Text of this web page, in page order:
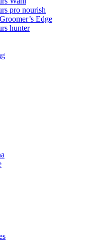
pro nourish
Edge
hunter